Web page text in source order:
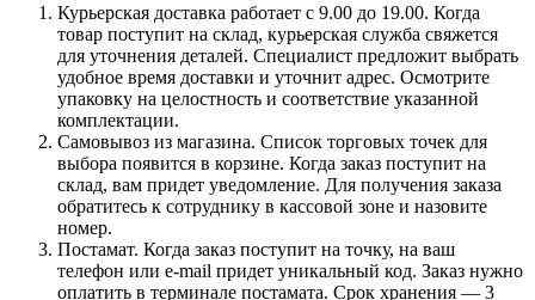
Курьерская доставка работает с 9.00 до 19.00. Когда
товар поступит на склад, курьерская служба свяжется
для уточнения деталей. Специалист предложит выбрать
удобное время доставки и уточнит адрес. Осмотрите
упаковку на целостность и соответствие указанной
комплектации.
Самовывоз из магазина. Список торговых точек для
выбора появится в корзине. Когда заказ поступит на
склад, вам придет уведомление. Для получения заказа
обратитесь к сотруднику в кассовой зоне и назовите
номер.
Постамат. Когда заказ поступит на точку, на ваш
телефон или e-mail придет уникальный код. Заказ нужно
оплатить в терминале постамата. Срок хранения — 3